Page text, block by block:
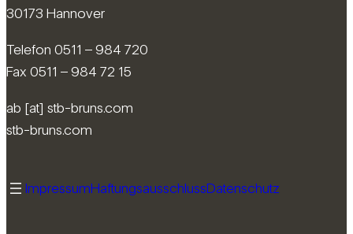
30173 Hannover
Telefon 0511 – 984 720
Fax 0511 – 984 72 15
ab [at] stb-bruns.com
stb-bruns.com
ImpressumHaftungsausschlussDatenschutz